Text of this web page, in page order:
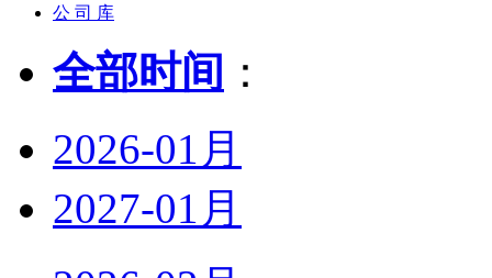
公 司 库
全部时间 ：
2026-01月
2027-01月